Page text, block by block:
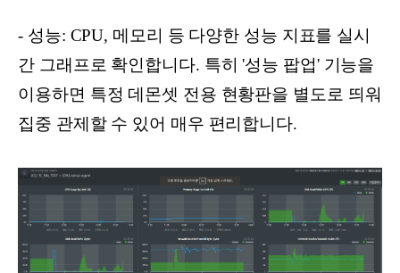
- 성능: CPU, 메모리 등 다양한 성능 지표를 실시
간 그래프로 확인합니다. 특히 '성능 팝업' 기능을
이용하면 특정 데몬셋 전용 현황판을 별도로 띄워
집중 관제할 수 있어 매우 편리합니다.